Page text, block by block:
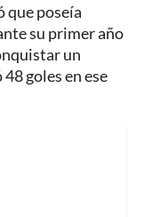
que poseía
su primer año
un
goles en ese